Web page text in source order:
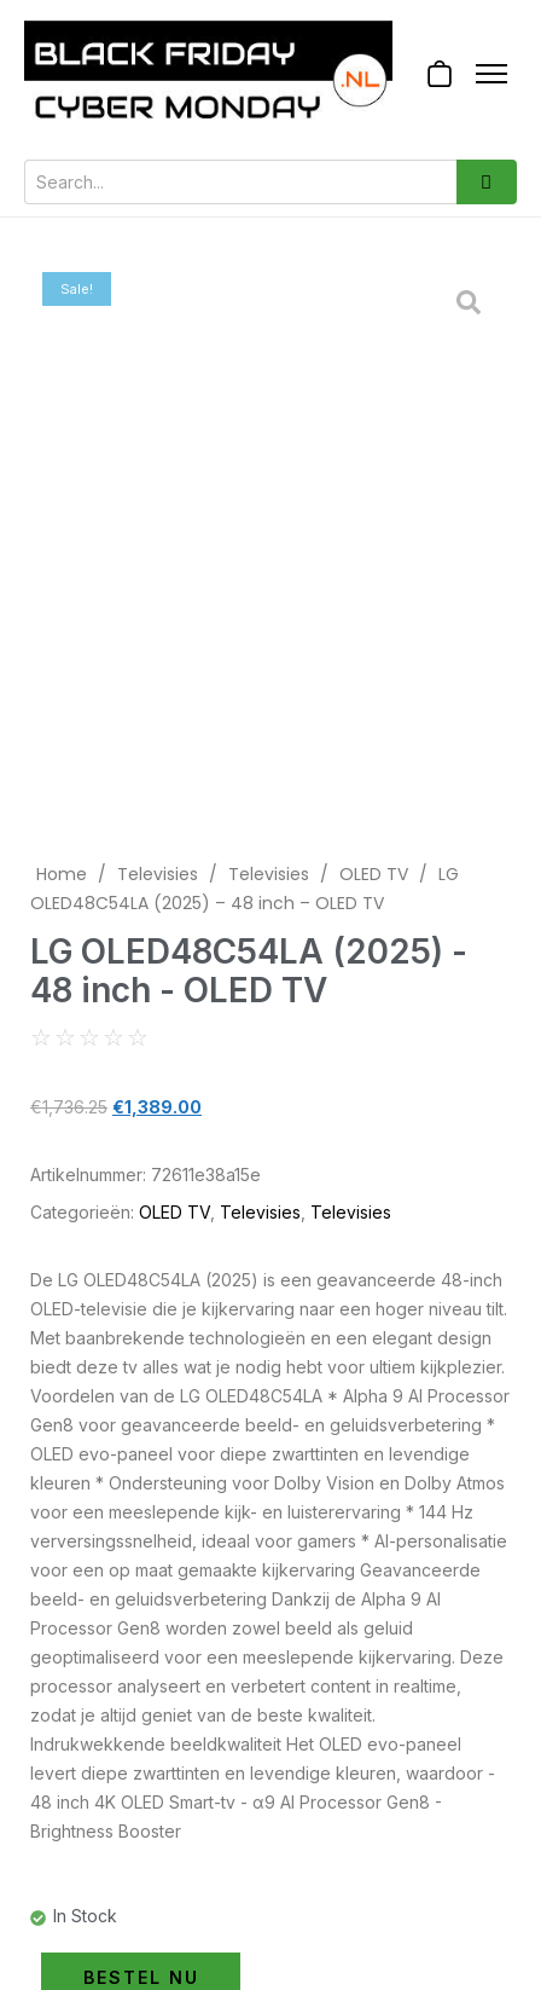
Sale!
Home / Televisies / Televisies / OLED TV / LG
OLED48C54LA (2025) – 48 inch – OLED TV
LG OLED48C54LA (2025) -
48 inch - OLED TV
☆ ☆ ☆ ☆ ☆
€1,736.25 €1,389.00
Artikelnummer: 72611e38a15e
Categorieën: OLED TV, Televisies Televisies
De LG OLED48C54LA (2025) is een geavanceerde 48-inch
OLED-televisie die je kijkervaring naar een hoger niveau tilt.
Met baanbrekende technologieën en een elegant design
biedt deze tv alles wat je nodig hebt voor ultiem kijkplezier.
Voordelen van de LG OLED48C54LA * Alpha 9 AI Processor
Gen8 voor geavanceerde beeld- en geluidsverbetering *
OLED evo-paneel voor diepe zwarttinten en levendige
kleuren * Ondersteuning voor Dolby Vision en Dolby Atmos
voor een meeslepende kijk- en luisterervaring * 144 Hz
verversingssnelheid, ideaal voor gamers * AI-personalisatie
voor een op maat gemaakte kijkervaring Geavanceerde
beeld- en geluidsverbetering Dankzij de Alpha 9 AI
Processor Gen8 worden zowel beeld als geluid
geoptimaliseerd voor een meeslepende kijkervaring. Deze
processor analyseert en verbetert content in realtime,
zodat je altijd geniet van de beste kwaliteit.
Indrukwekkende beeldkwaliteit Het OLED evo-paneel
levert diepe zwarttinten en levendige kleuren, waardoor -
48 inch 4K OLED Smart-tv - α9 AI Processor Gen8 -
Brightness Booster
In Stock
BESTEL NU